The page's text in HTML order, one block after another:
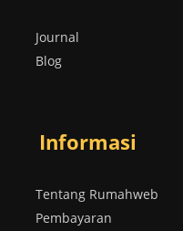
Journal
Blog
Informasi
Tentang Rumahweb
Pembayaran